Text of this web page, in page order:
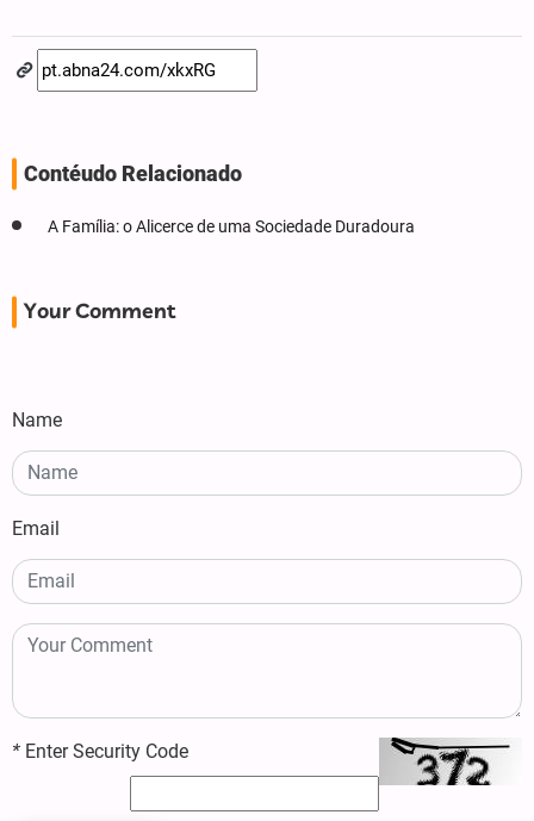
Contéudo Relacionado
A Família: o Alicerce de uma Sociedade Duradoura
Your Comment
Name
Email
* Enter Security Code